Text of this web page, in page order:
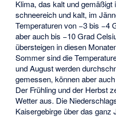
Klima, das kalt und gemäßigt
schneereich und kalt, im
Temperaturen von −3 bis −4
aber auch bis −10 Grad
übersteigen in diesen
Sommer sind die
und August werden
gemessen, können aber
Der Frühling und der Herbst
Wetter aus. Die
Kaisergebirge über das ganz